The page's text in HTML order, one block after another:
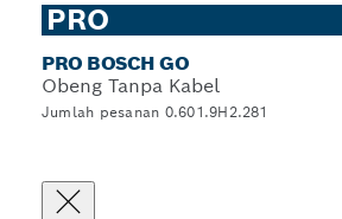
PRO
PRO BOSCH GO
Obeng Tanpa Kabel
Jumlah pesanan 0.601.9H2.281